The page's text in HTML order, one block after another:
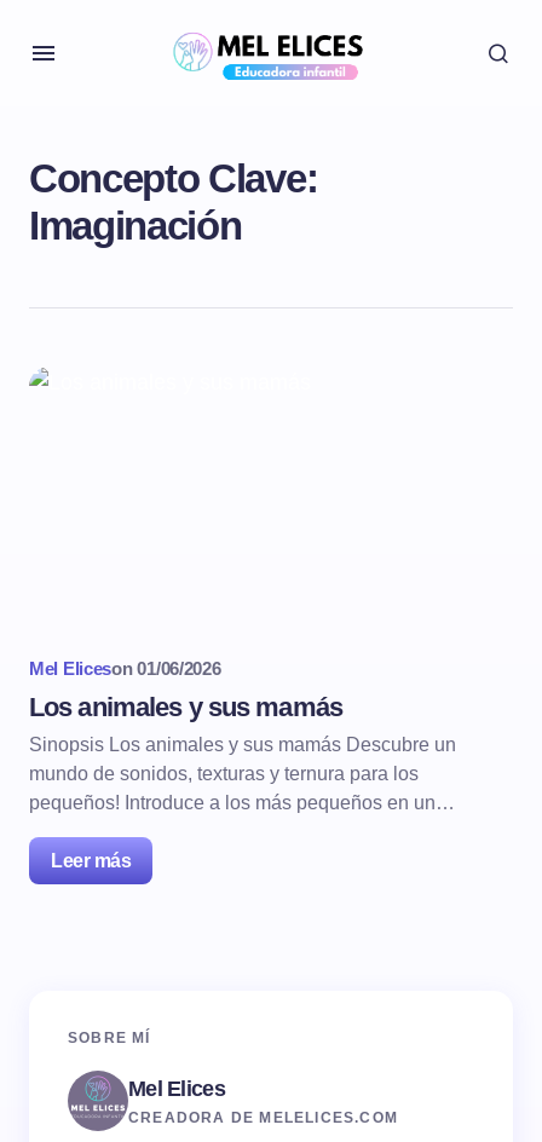
Concepto Clave:
Imaginación
Mel Eliceson 01/06/2026
Los animales y sus mamás
Sinopsis Los animales y sus mamás Descubre un
mundo de sonidos, texturas y ternura para los
pequeños! Introduce a los más pequeños en un…
Leer más
SOBRE MÍ
Mel Elices
CREADORA DE MELELICES.COM